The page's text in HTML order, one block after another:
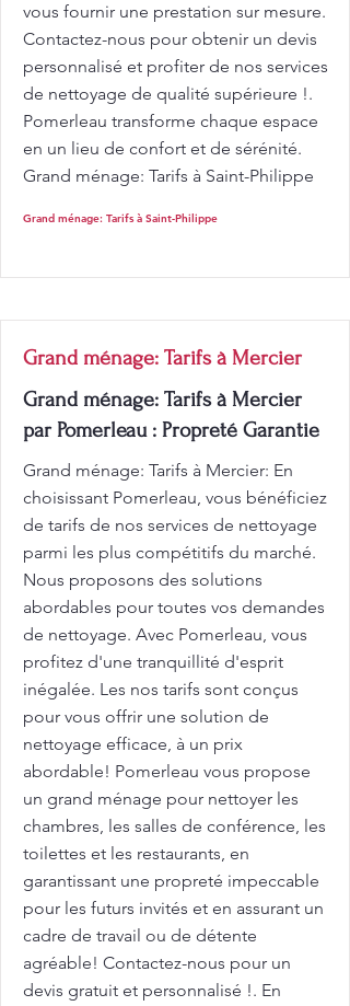
vous fournir une prestation sur mesure.
Contactez-nous pour obtenir un devis
personnalisé et profiter de nos services
de nettoyage de qualité supérieure !.
Pomerleau transforme chaque espace
en un lieu de confort et de sérénité.
Grand ménage: Tarifs à Saint-Philippe
Grand ménage: Tarifs à Saint-Philippe
Grand ménage: Tarifs à Mercier
Grand ménage: Tarifs à Mercier
par Pomerleau : Propreté Garantie
Grand ménage: Tarifs à Mercier: En
choisissant Pomerleau, vous bénéficiez
de tarifs de nos services de nettoyage
parmi les plus compétitifs du marché.
Nous proposons des solutions
abordables pour toutes vos demandes
de nettoyage. Avec Pomerleau, vous
profitez d'une tranquillité d'esprit
inégalée. Les nos tarifs sont conçus
pour vous offrir une solution de
nettoyage efficace, à un prix
abordable! Pomerleau vous propose
un grand ménage pour nettoyer les
chambres, les salles de conférence, les
toilettes et les restaurants, en
garantissant une propreté impeccable
pour les futurs invités et en assurant un
cadre de travail ou de détente
agréable! Contactez-nous pour un
devis gratuit et personnalisé !. En